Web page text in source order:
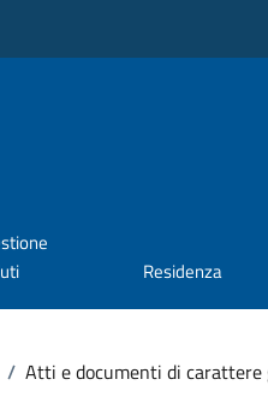
Residenza
/ Atti e documenti di carattere